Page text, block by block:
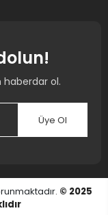
haberdar ol.
Üye Ol
© 2025